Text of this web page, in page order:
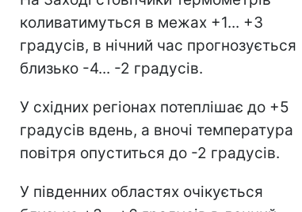
коливатимуться в межах +1... +3
градусів, в нічний час прогнозується
близько -4... -2 градусів.
У східних регіонах потеплішає до +5
градусів вдень, а вночі температура
повітря опуститься до -2 градусів.
У південних областях очікується